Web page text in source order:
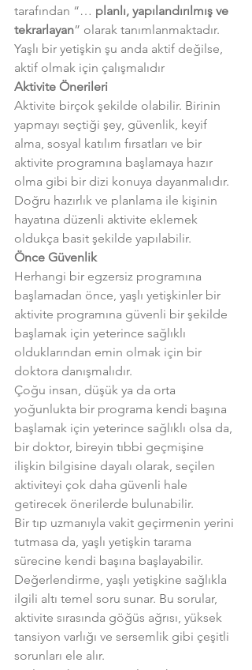
tarafından “… planlı, yapılandırılmış ve
tekrarlayan” olarak tanımlanmaktadır.
Yaşlı bir yetişkin şu anda aktif değilse,
aktif olmak için çalışmalıdır
Aktivite Önerileri
Aktivite birçok şekilde olabilir. Birinin
yapmayı seçtiği şey, güvenlik, keyif
alma, sosyal katılım fırsatları ve bir
aktivite programına başlamaya hazır
olma gibi bir dizi konuya dayanmalıdır.
Doğru hazırlık ve planlama ile kişinin
hayatına düzenli aktivite eklemek
oldukça basit şekilde yapılabilir.
Önce Güvenlik
Herhangi bir egzersiz programına
başlamadan önce, yaşlı yetişkinler bir
aktivite programına güvenli bir şekilde
başlamak için yeterince sağlıklı
olduklarından emin olmak için bir
doktora danışmalıdır.
Çoğu insan, düşük ya da orta
yoğunlukta bir programa kendi başına
başlamak için yeterince sağlıklı olsa da,
bir doktor, bireyin tıbbi geçmişine
ilişkin bilgisine dayalı olarak, seçilen
aktiviteyi çok daha güvenli hale
getirecek önerilerde bulunabilir.
Bir tıp uzmanıyla vakit geçirmenin yerini
tutmasa da, yaşlı yetişkin tarama
sürecine kendi başına başlayabilir.
Değerlendirme, yaşlı yetişkine sağlıkla
ilgili altı temel soru sunar. Bu sorular,
aktivite sırasında göğüs ağrısı, yüksek
tansiyon varlığı ve sersemlik gibi çeşitli
sorunları ele alır.